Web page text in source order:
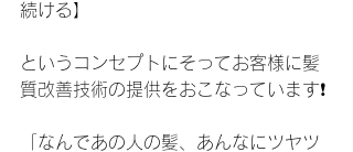
続ける】
というコンセプトにそってお客様に髪
質改善技術の提供をおこなっています❗️
「なんであの人の髪、あんなにツヤツ